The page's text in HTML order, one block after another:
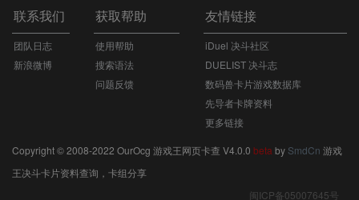
联系我们
团队日志
新浪微博
获取帮助
使用帮助
搜索语法
问题反馈
友情链接
iDuel 决斗社区
DUELIST 决斗志
数码兽卡片游戏数据库
先导者卡牌资料
更多链接
Copyright © 2008-2022 OurOcg 游戏王网页卡查 V4.0.0 beta by SmdCn 游戏
王决斗卡片资料查询，卡组分享
闽ICP备05007645号